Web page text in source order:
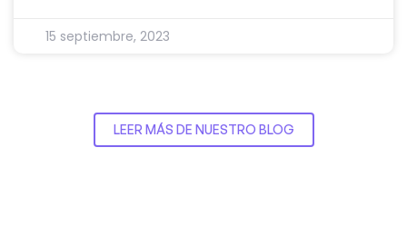
15 septiembre, 2023
LEER MÁS DE NUESTRO BLOG